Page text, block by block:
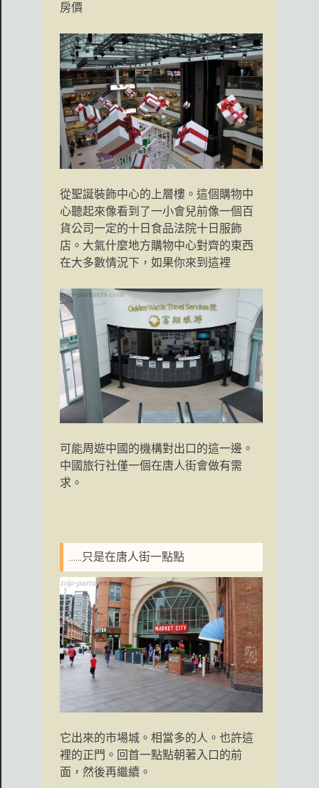
房價
從聖誕裝飾中心的上層樓。這個購物中
心聽起來像看到了一小會兒前像一個百
貨公司一定的十日食品法院十日服飾
店。大氣什麼地方購物中心對齊的東西
在大多數情況下，如果你來到這裡
可能周遊中國的機構對出口的這一邊。
中國旅行社僅一個在唐人街會做有需
求。
......只是在唐人街一點點
它出來的市場城。相當多的人。也許這
裡的正門。回首一點點朝著入口的前
面，然後再繼續。